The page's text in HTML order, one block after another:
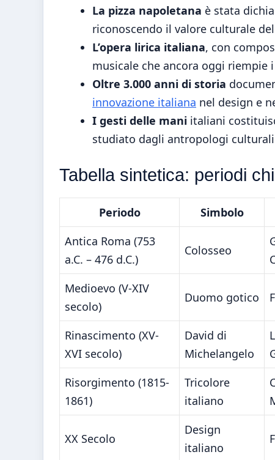
La pizza napoletana è stata
riconoscendo il valore culturale
L’opera lirica italiana, con
musicale che ancora oggi
Oltre 3.000 anni di storia
innovazione italiana nel design e
I gesti delle mani italiani
studiato dagli antropologi
Tabella sintetica: periodi
Periodo Simbolo
Antica Roma (753
a.C. – 476 d.C.)
Colosseo
Medioevo (V-XIV
secolo)
Duomo gotico
Rinascimento (XV-
XVI secolo)
David di
Michelangelo
Risorgimento (1815-
1861)
Tricolore
italiano
XX Secolo
Design
italiano